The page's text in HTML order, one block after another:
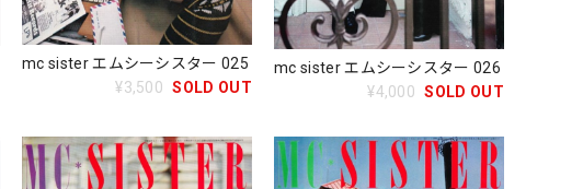
mc sister エムシーシスター 025
¥3,500 SOLD OUT
mc sister エムシーシスター 026
¥4,000 SOLD OUT